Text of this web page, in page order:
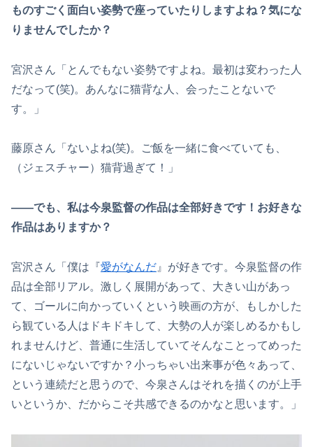
ものすごく面白い姿勢で座っていたりしますよね？気にな
りませんでしたか？
宮沢さん「とんでもない姿勢ですよね。最初は変わった人
だなって(笑)。あんなに猫背な人、会ったことないで
す。」
藤原さん「ないよね(笑)。ご飯を一緒に食べていても、
（ジェスチャー）猫背過ぎて！」
――でも、私は今泉監督の作品は全部好きです！お好きな
作品はありますか？
宮沢さん「僕は『愛がなんだ 』が好きです。今泉監督の作
品は全部リアル。激しく展開があって、大きい山があっ
て、ゴールに向かっていくという映画の方が、もしかした
ら観ている人はドキドキして、大勢の人が楽しめるかもし
れませんけど、普通に生活していてそんなことってめった
にないじゃないですか？小っちゃい出来事が色々あって、
という連続だと思うので、今泉さんはそれを描くのが上手
いというか、だからこそ共感できるのかなと思います。」